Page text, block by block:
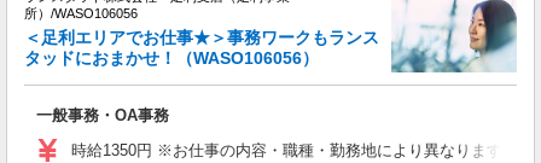
所）/WASO106056
＜足利エリアでお仕事★＞事務ワークもランス
タッドにおまかせ！（WASO106056）
一般事務・OA事務
時給1350円 ※お仕事の内容・職種・勤務地により異なります。